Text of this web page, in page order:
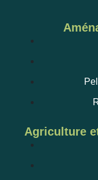
Agriculture